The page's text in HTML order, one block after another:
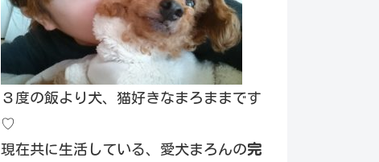
３度の飯より犬、猫好きなまろままです
♡
現在共に生活している、愛犬まろんの完